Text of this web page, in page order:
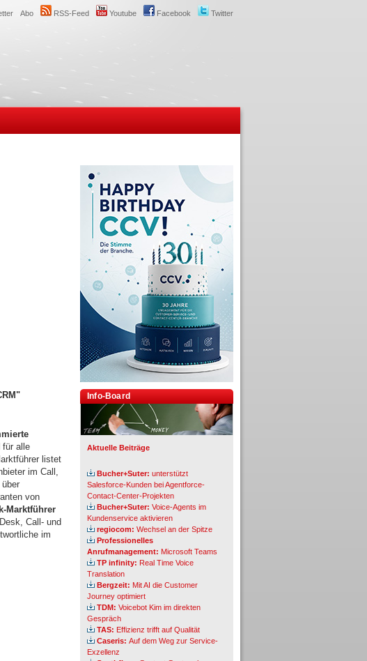
Twitter
Facebook
Youtube
RSS-Feed
Abo
für alle
listet
im Call,
von
Marktführer
Call- und
im
Info-Board
Aktuelle Beiträge
Bucher+Suter: unterstützt
Salesforce-Kunden bei Agentforce-
Contact-Center-Projekten
Bucher+Suter: Voice-Agents im
Kundenservice aktivieren
regiocom: Wechsel an der Spitze
Professionelles
Anrufmanagement: Microsoft Teams
TP infinity: Real Time Voice
Translation
Bergzeit: Mit AI die Customer
Journey optimiert
TDM: Voicebot Kim im direkten
Gespräch
TAS: Effizienz trifft auf Qualität
Caseris: Auf dem Weg zur Service-
Exzellenz